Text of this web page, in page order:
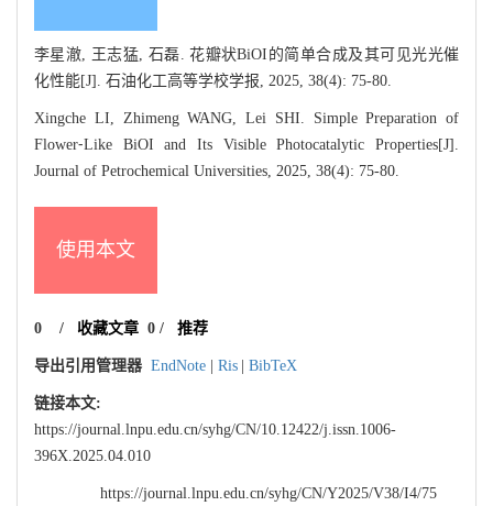
李星澈, 王志猛, 石磊. 花瓣状BiOI的简单合成及其可见光光催
化性能[J]. 石油化工高等学校学报, 2025, 38(4): 75-80.
Xingche LI, Zhimeng WANG, Lei SHI. Simple Preparation of
Flower⁃Like BiOI and Its Visible Photocatalytic Properties[J].
Journal of Petrochemical Universities, 2025, 38(4): 75-80.
使用本文
0 / 收藏文章 0/ 推荐
导出引用管理器 EndNote Ris BibTeX
链接本文:
https://journal.lnpu.edu.cn/syhg/CN/10.12422/j.issn.1006-
396X.2025.04.010
https://journal.lnpu.edu.cn/syhg/CN/Y2025/V38/I4/75